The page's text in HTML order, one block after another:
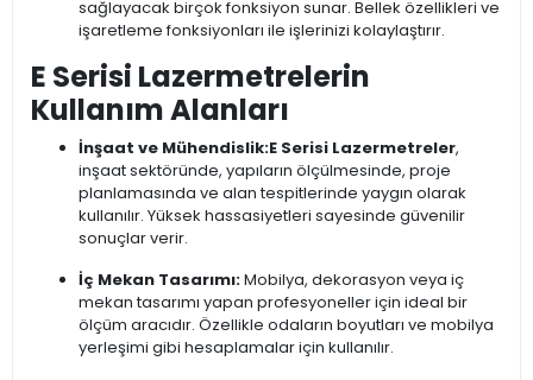
sağlayacak birçok fonksiyon sunar. Bellek özellikleri ve
işaretleme fonksiyonları ile işlerinizi kolaylaştırır.
E Serisi Lazermetrelerin
Kullanım Alanları
İnşaat ve Mühendislik:E Serisi Lazermetreler,
inşaat sektöründe, yapıların ölçülmesinde, proje
planlamasında ve alan tespitlerinde yaygın olarak
kullanılır. Yüksek hassasiyetleri sayesinde güvenilir
sonuçlar verir.
İç Mekan Tasarımı:Mobilya, dekorasyon veya iç
mekan tasarımı yapan profesyoneller için ideal bir
ölçüm aracıdır. Özellikle odaların boyutları ve mobilya
yerleşimi gibi hesaplamalar için kullanılır.